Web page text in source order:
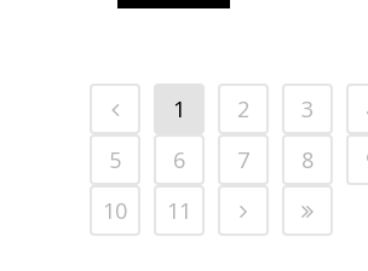
1 2 3
5
6 7 8
10
11